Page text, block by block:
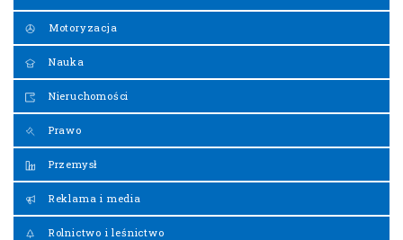
Motoryzacja
Nauka
Nieruchomości
Prawo
Przemysł
Reklama i media
Rolnictwo i leśnictwo